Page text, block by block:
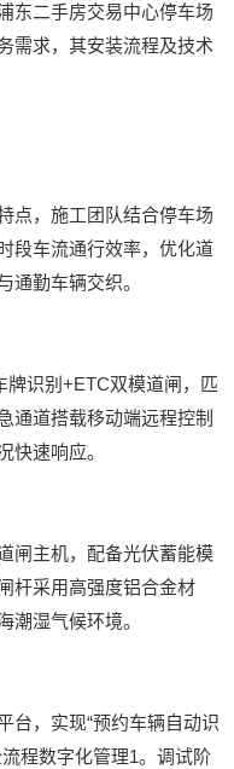
东二手房交易中心停车场
需求，其安装流程及技术
点‌，施工团队结合停车场
段车流通行效率，优化道
通勤车辆交织‌。
牌识别+ETC双模道闸，匹
通道搭载移动端远程控制
快速响应‌。
闸主机，配备光伏蓄能模
杆采用高强度铝合金材
潮湿气候环境‌。
台，实现“预约车辆自动识
程数字化管理‌1。调试阶